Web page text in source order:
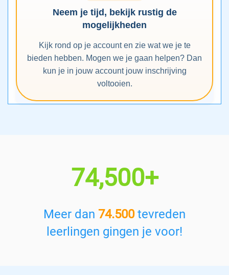
Neem je tijd, bekijk rustig de
mogelijkheden
Kijk rond op je account en zie wat we je te
bieden hebben. Mogen we je gaan helpen? Dan
kun je in jouw account jouw inschrijving
voltooien.
74,500+
Meer dan 74.500tevreden
leerlingen gingen je voor!